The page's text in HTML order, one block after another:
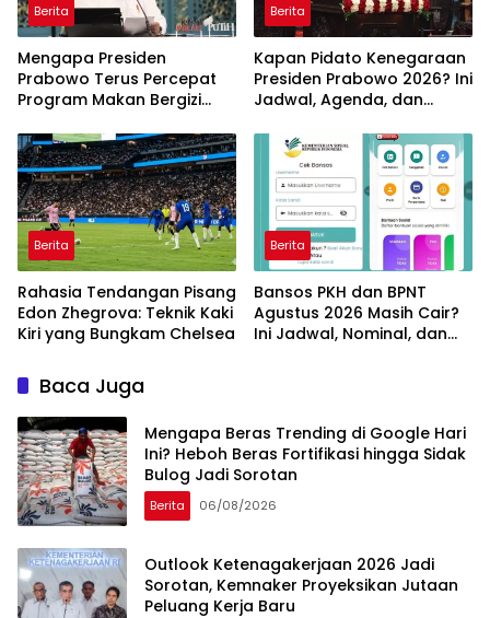
Berita
Mengapa Presiden
Prabowo Terus Percepat
Program Makan Bergizi
Manfaatnya
Berita
Kapan Pidato Kenegaraan
Presiden Prabowo 2026? Ini
Jadwal, Agenda, dan
Berita
Rahasia Tendangan Pisang
Edon Zhegrova: Teknik Kaki
Kiri yang Bungkam Chelsea
Berita
Bansos PKH dan BPNT
Agustus 2026 Masih Cair?
Ini Jadwal, Nominal, dan
Baca Juga
Mengapa Beras Trending di Google Hari
Ini? Heboh Beras Fortifikasi hingga Sidak
Bulog Jadi Sorotan
Berita 06/08/2026
Outlook Ketenagakerjaan 2026 Jadi
Sorotan, Kemnaker Proyeksikan Jutaan
Peluang Kerja Baru